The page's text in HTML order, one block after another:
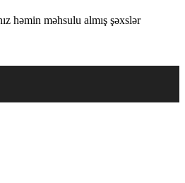
həmin məhsulu almış şəxslər